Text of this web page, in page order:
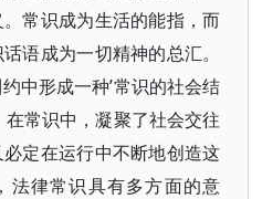
常识成为生活的能指，而
语成为一切精神的总汇。
中形成一种’常识的社会结
在常识中，凝聚了社会交往
定在运行中不断地创造这
法律常识具有多方面的意